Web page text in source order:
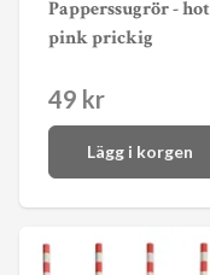
Papperssugrör - hot
pink prickig
49 kr
Lägg i korgen